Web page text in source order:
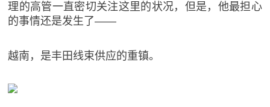
理的高管一直密切关注这里的状况，但是，他最担心
的事情还是发生了——
越南，是丰田线束供应的重镇。